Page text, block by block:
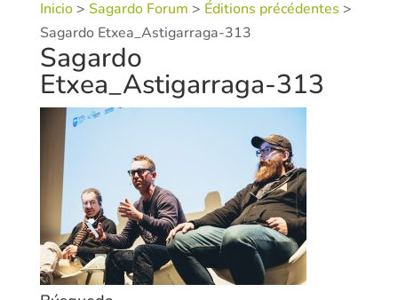
Inicio> Sagardo Forum > Éditions précédentes >
Sagardo Etxea_Astigarraga-313
Sagardo
Etxea_Astigarraga-313